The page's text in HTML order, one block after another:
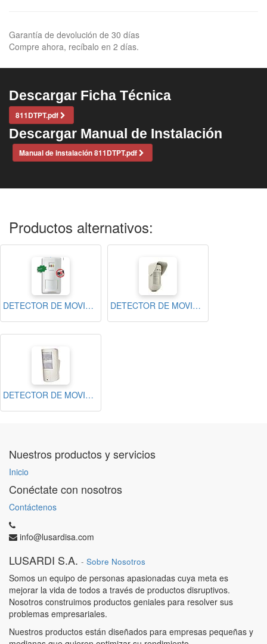
Garantía de devolución de 30 días
Compre ahora, recíbalo en 2 días.
Descargar Ficha Técnica
811DTPT.pdf
Descargar Manual de Instalación
Manual de instalación 811DTPT.pdf
Productos alternativos:
DETECTOR DE MOVIMIENTO DOBLE TECNOLOGIA ANTI-MASCARA DETECTOR DE MOVIMIENTO EXTERIORES RISCO WATCHOUT DOBLE TECNOLOGIA 23METROS
DETECTOR DE MOVIMIENTO RISCO PARA EXTERIORES BEYOND DOBLE TECNOLOGIA 12m BANDA K
Nuestros productos y servicios
Inicio
Conéctate con nosotros
Contáctenos
info@lusardisa.com
LUSARDI S.A. - Sobre Nosotros
Somos un equipo de personas apasionadas cuya meta es
mejorar la vida de todos a través de productos disruptivos.
Nosotros construimos productos geniales para resolver sus
problemas empresariales.
Nuestros productos están diseñados para empresas pequeñas y